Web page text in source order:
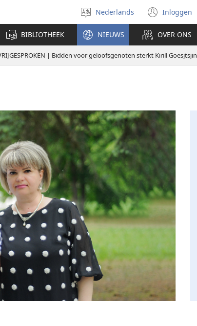
Taal
selecteren
Nederlands Inloggen
(opent
nieuw
venster)
BIBLIOTHEEK NIEUWS OVER ONS
VRIJGESPROKEN | Bidden voor geloofsgenoten sterkt Kirill Goesjtsjin